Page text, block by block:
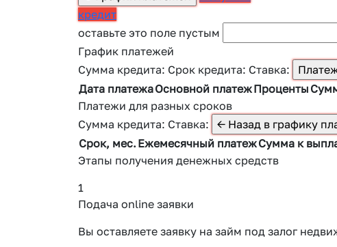
кредит
оставьте это поле пустым
График платежей
Сумма кредита: Срок кредита: Ставка:
Дата платежаОсновной платежПроценты
Платежи для разных сроков
Сумма кредита: Ставка:
Срок, мес.Ежемесячный платежСумма к
Этапы получения денежных средств
1
Подача online заявки
Вы оставляете заявку на займ под залог